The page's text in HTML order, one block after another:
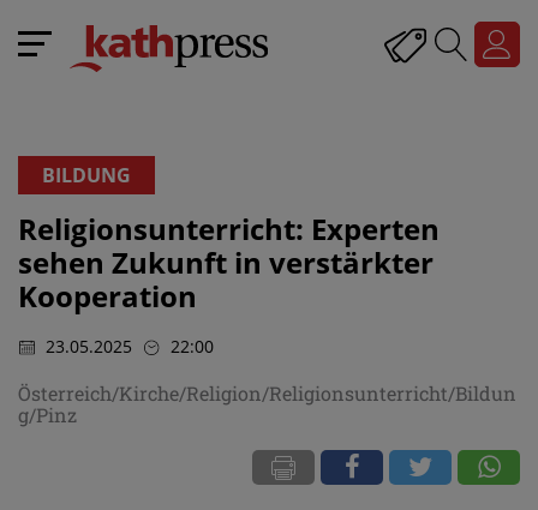
BILDUNG
Religionsunterricht: Experten
sehen Zukunft in verstärkter
Kooperation
23.05.2025 22:00
Österreich/Kirche/Religion/Religionsunterricht/Bildun
g/Pinz